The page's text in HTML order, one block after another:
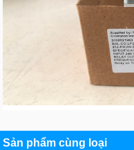
Sản phẩm cùng loại